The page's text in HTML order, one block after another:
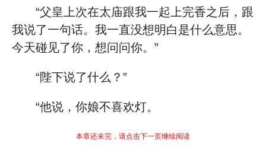
“父皇上次在太庙跟我一起上完香之后，跟
我说了一句话。我一直没想明白是什么意思。
今天碰见了你，想问问你。”
“陛下说了什么？”
“他说，你娘不喜欢灯。
本章还未完，请点击下一页继续阅读